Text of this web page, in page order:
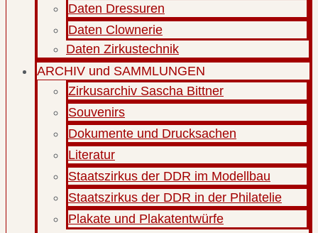
Daten Dressuren
Daten Clownerie
Daten Zirkustechnik
ARCHIV und SAMMLUNGEN
Zirkusarchiv Sascha Bittner
Souvenirs
Dokumente und Drucksachen
Literatur
Staatszirkus der DDR im Modellbau
Staatszirkus der DDR in der Philatelie
Plakate und Plakatentwürfe